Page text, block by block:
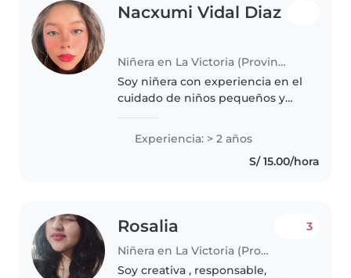
Nacxumi Vidal Diaz
Niñera en La Victoria (Provincia de Chiclayo)
Soy niñera con experiencia en el
cuidado de niños pequeños y
atención y cariñosa a los más
pequeños. - Cuidado y
alimentación de bebés - juegos
Experiencia: > 2 años
S/ 15.00/hora
Rosalia
Niñera en La Victoria (Provincia de Chiclayo)
3
Soy creativa , responsable,